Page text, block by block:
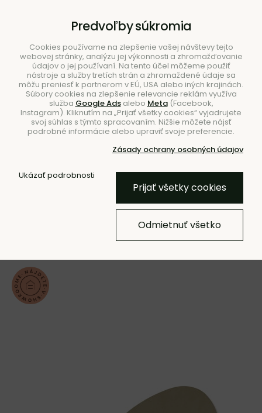
Hľadať
Úvod Stolovanie Prestieranie
Podložka pod pohár Curve –
Predvoľby súkromia
Cookies používame na zlepšenie vašej návštevy tejto
webovej stránky, analýzu jej výkonnosti a zhromažďovanie
údajov o jej používaní. Na tento účel môžeme použiť
nástroje a služby tretích strán a zhromaždené údaje sa
môžu preniesť k partnerom v EÚ, USA alebo iných krajinách.
Súbory cookies na zlepšenie relevancie reklám využíva
služba Google Adsalebo Meta(Facebook,
Instagram). Kliknutím na „Prijať všetky cookies“ vyjadrujete
svoj súhlas s týmto spracovaním. Nižšie môžete nájsť
podrobné informácie alebo upraviť svoje preferencie.
Zásady ochrany osobných údajov
Ukázať podrobnosti
Prijať všetky cookies
Odmietnuť všetko